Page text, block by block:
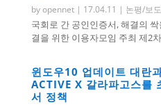
byopennet| 17.04.11 | 논평/보
국회로 간 공인인증서, 해결의
결을 위한 이용자모임 주최 제2
윈도우10 업데이트 대란
ACTIVE X 갈라파고스를
서 정책